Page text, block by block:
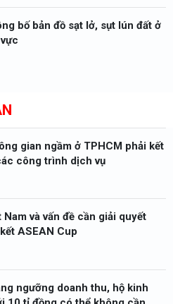
bố bản đồ sạt lở, sụt lún đất ở
gian ngầm ở TPHCM phải kết
công trình dịch vụ
Nam và vấn đề cần giải quyết
ASEAN Cup
ngưỡng doanh thu, hộ kinh